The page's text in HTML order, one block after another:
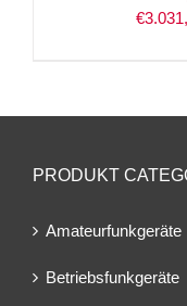
€
PRODUKT
Amateurfunkgeräte
Betriebsfunkgeräte